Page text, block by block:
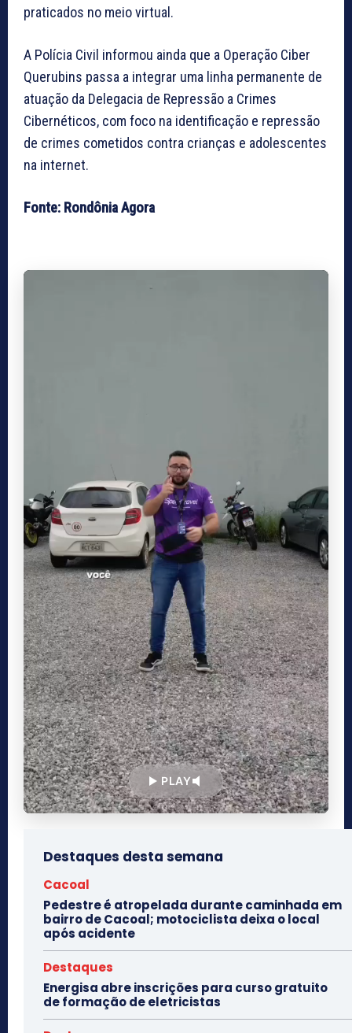
praticados no meio virtual.
A Polícia Civil informou ainda que a Operação Ciber
Querubins passa a integrar uma linha permanente de
atuação da Delegacia de Repressão a Crimes
Cibernéticos, com foco na identificação e repressão
de crimes cometidos contra crianças e adolescentes
na internet.
Fonte: Rondônia Agora
PLAY
Destaques desta semana
Cacoal
Pedestre é atropelada durante caminhada em
bairro de Cacoal; motociclista deixa o local
após acidente
Destaques
Energisa abre inscrições para curso gratuito
de formação de eletricistas